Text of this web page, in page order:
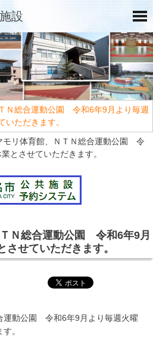
設
Ｎ総合運動公園 令和6年9月より毎週
いただきます。
モリ体育館、ＮＴＮ総合運動公園 令
とさせていただきます。
Ｎ総合運動公園 令和6年9月
させていただきます。
運動公園 令和6年9月より毎週火曜
。